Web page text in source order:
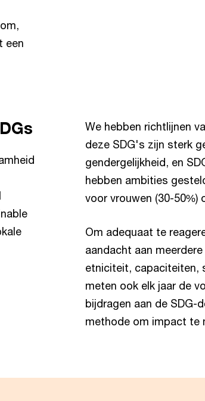
een
We hebben richtlijnen
deze SDG's zijn sterk
gendergelijkheid, en
hebben ambities
voor vrouwen (30-50%)
Om adequaat te
aandacht aan
etniciteit, capaciteiten,
meten ook elk jaar de
bijdragen aan de SDG-
methode om impact te